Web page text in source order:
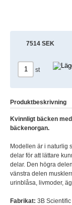
7514 SEK
st
Produktbeskrivning
Kvinnligt bäcken
bäckenorgan.
Modellen är i naturlig
delar för att lättare
delar. Den högra
vänstra delen
urinblåsa, livmoder,
Fabrikat: 3B